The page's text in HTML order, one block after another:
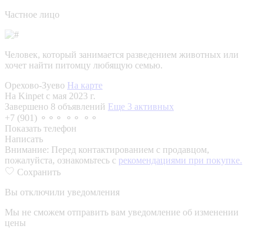
Частное лицо
Человек, который занимается разведением животных или
хочет найти питомцу любящую семью.
Орехово-Зуево На карте
На Kinpet c мая 2023 г.
Завершено 8 объявлений Еще 3 активных
+7 (901) ⚬⚬⚬ ⚬⚬ ⚬⚬
Показать телефон
Написать
Внимание: Перед контактированием с продавцом,
пожалуйста, ознакомьтесь с рекомендациями при покупке.
Сохранить
Вы отключили уведомления
Мы не сможем отправить вам уведомление об изменении
цены